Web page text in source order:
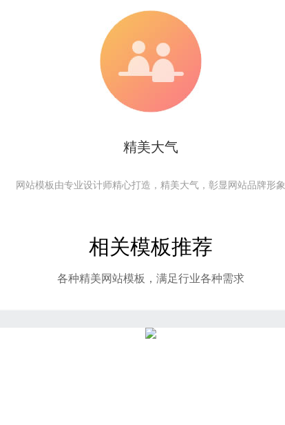
精美大气
网站模板由专业设计师精心打造，精美大气，彰显网站品牌形象
相关模板推荐
各种精美网站模板，满足行业各种需求